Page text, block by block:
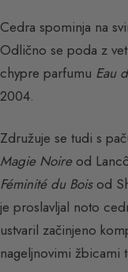
Cedra spominja na
Odlično se poda z
chypre parfumu Eau
2004.
Združuje se tudi s
Magie Noireod
Féminité du Boisod
je proslavljal noto
ustvaril začinjeno
nageljnovimi žbicami